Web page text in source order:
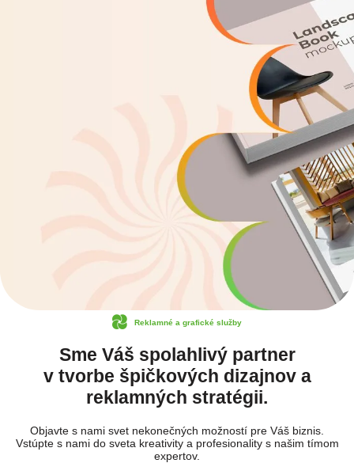
Reklamné a grafické služby
Sme Váš spolahlivý partner
v tvorbe špičkových dizajnov a
reklamných stratégii.
Objavte s nami svet nekonečných možností pre Váš biznis.
Vstúpte s nami do sveta kreativity a profesionality s našim tímom
expertov.